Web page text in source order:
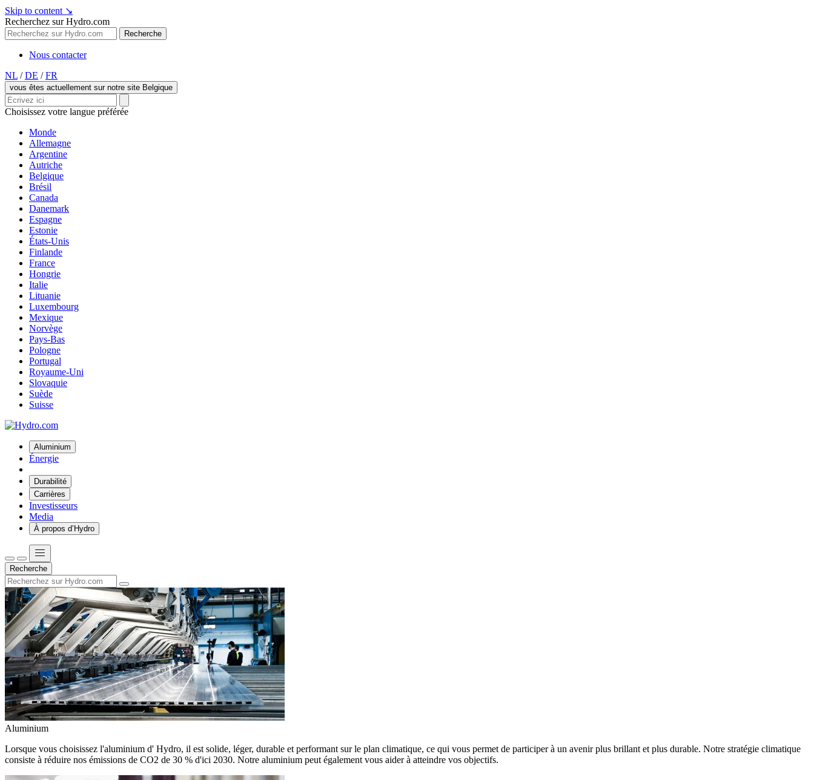
Skip to content ↘
Recherchez sur Hydro.com
Recherche
Nous contacter
NL / DE / FR
vous êtes actuellement sur notre site Belgique
Choisissez votre langue préférée
Monde
Allemagne
Argentine
Autriche
Belgique
Brésil
Canada
Danemark
Espagne
Estonie
États-Unis
Finlande
France
Hongrie
Italie
Lituanie
Luxembourg
Mexique
Norvège
Pays-Bas
Pologne
Portugal
Royaume-Uni
Slovaquie
Suède
Suisse
Aluminium
Énergie
Durabilité
Carrières
Investisseurs
Media
À propos d’Hydro
Recherche
Aluminium
Lorsque vous choisissez l'aluminium d' Hydro, il est solide, léger, durable et performant sur le plan climatique, ce qui vous permet de participer à un avenir plus brillant et plus durable. Notre stratégie climatique
consiste à réduire nos émissions de CO2 de 30 % d'ici 2030. Notre aluminium peut également vous aider à atteindre vos objectifs.